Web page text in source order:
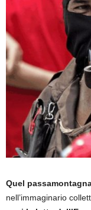
Quel
nell’immaginario